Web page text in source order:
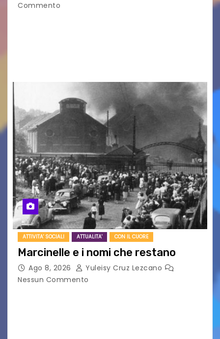
Commento
ATTIVITA' SOCIALI ATTUALITA' CON IL CUORE
Marcinelle e i nomi che restano
Ago 8, 2026
Yuleisy Cruz Lezcano
Nessun Commento